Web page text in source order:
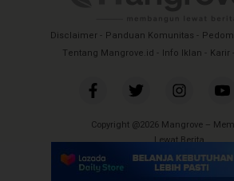
Disclaimer Panduan Komunitas
Tentang Mangrove.id
Info Iklan Karir
Copyright @2026 Mangrove –
Lewat Berita
All Rights Reserved